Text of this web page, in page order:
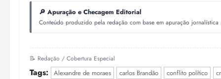
🔎 Apuração e Checagem Editorial
Conteúdo produzido pela redação com base em apuração
📝 Redação / Cobertura Especial
Tags: Alexandre de moraes carlos Brandão conflito político